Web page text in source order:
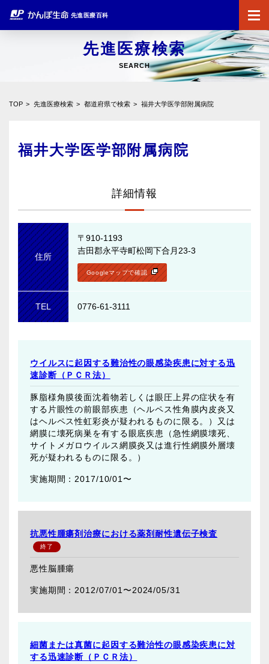
先進医療百科
先進医療検索
SEARCH
TOP 先進医療検索 都道府県で検索 福井大学医学部附属病院
福井大学医学部附属病院
詳細情報
住所
〒910-1193
吉田郡永平寺町松岡下合月23-3
Googleマップで確認
TEL 0776-61-3111
ウイルスに起因する難治性の眼感染疾患に対する迅
速診断（ＰＣＲ法）
豚脂様角膜後面沈着物若しくは眼圧上昇の症状を有
する片眼性の前眼部疾患（ヘルペス性角膜内皮炎又
はヘルペス性虹彩炎が疑われるものに限る。）又は
網膜に壊死病巣を有する眼底疾患（急性網膜壊死、
サイトメガロウイルス網膜炎又は進行性網膜外層壊
死が疑われるものに限る。）
2017/10/01〜
抗悪性腫瘍剤治療における薬剤耐性遺伝子検査
悪性脳腫瘍
2012/07/01〜2024/05/31
細菌または真菌に起因する難治性の眼感染疾患に対
する迅速診断（ＰＣＲ法）